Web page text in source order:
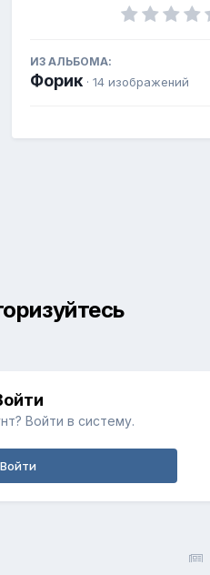
ИЗ АЛЬБОМА:
Форик · 14 изображений
Войти в систему.
Войти